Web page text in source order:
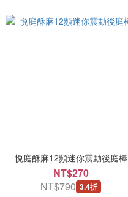
悦庭酥麻12頻迷你震動後庭棒
NT$270
NT$790 3.4折